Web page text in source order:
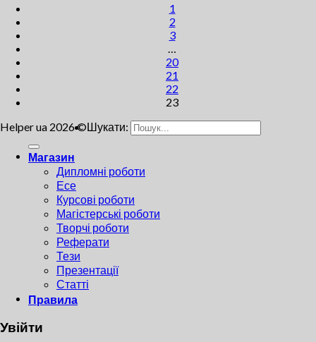
1
2
3
…
20
21
22
23
Helper ua 2026 ©Шукати:
Магазин
Дипломні роботи
Есе
Курсові роботи
Магістерські роботи
Творчі роботи
Реферати
Тези
Презентації
Статті
Правила
Увійти